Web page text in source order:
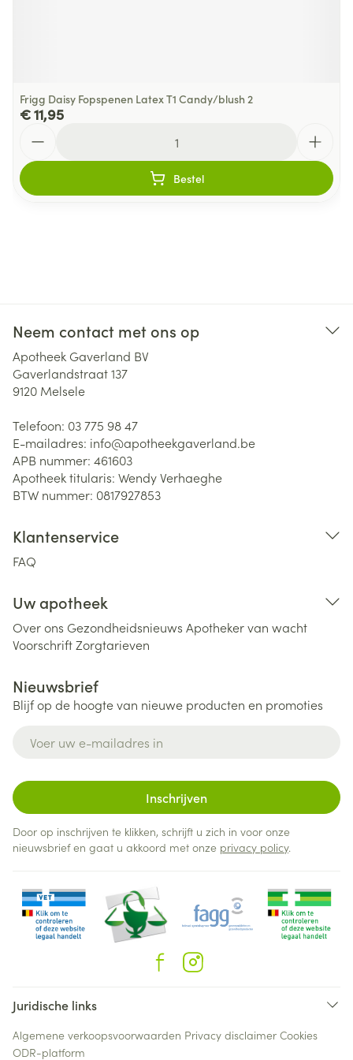
Frigg Daisy Fopspenen Latex T1 Candy/blush 2
€ 11,95
Bestel
Neem contact met ons op
Apotheek Gaverland BV
Gaverlandstraat 137
9120 Melsele
Telefoon: 03 775 98 47
E-mailadres: info@apotheekgaverland.be
APB nummer: 461603
Apotheek titularis: Wendy Verhaeghe
BTW nummer: 0817927853
Klantenservice
FAQ
Uw apotheek
Over ons Gezondheidsnieuws Apotheker van wacht
VoorschriftZorgtarieven
Nieuwsbrief
Blijf op de hoogte van nieuwe producten en promoties
Inschrijven
Door op inschrijven te klikken, schrijft u zich in voor onze
nieuwsbrief en gaat u akkoord met onze privacy policy.
Juridische links
Algemene verkoopsvoorwaarden Privacy disclaimer Cookies
ODR-platform